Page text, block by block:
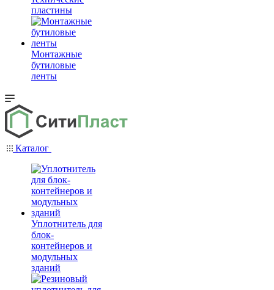
пластины
Монтажные
бутиловые
ленты
Каталог
Уплотнитель для
блок-
контейнеров и
модульных
зданий